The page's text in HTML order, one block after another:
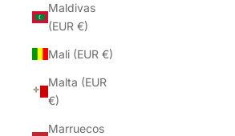
Maldivas
(EUR €)
Mali (EUR €)
Malta (EUR
€)
Marruecos